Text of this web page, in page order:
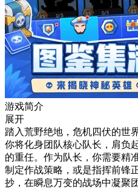
游戏简介
展开
踏入荒野绝地，危机四伏的世
你将化身团队核心队长，肩负
的重任。作为队长，你需要精
制定作战策略，或是指挥前锋
抄，在瞬息万变的战场中凝聚